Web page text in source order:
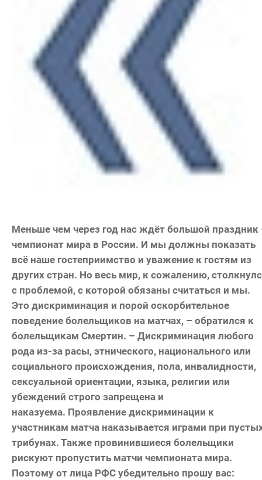
Меньше чем через год нас ждёт большой праздник
чемпионат мира в России. И мы должны показать
всё наше гостеприимство и уважение к гостям из
других стран. Но весь мир, к сожалению,
с проблемой, с которой обязаны считаться и мы.
Это дискриминация и порой оскорбительное
поведение болельщиков на матчах, – обратился к
болельщикам Смертин. – Дискриминация любого
рода из-за расы, этнического, национального или
социального происхождения, пола, инвалидности,
сексуальной ориентации, языка, религии или
убеждений строго запрещена и
наказуема. Проявление дискриминации к
участникам матча наказывается играми при
трибунах. Также провинившиеся болельщики
рискуют пропустить матчи чемпионата мира.
Поэтому от лица РФС убедительно прошу вас: